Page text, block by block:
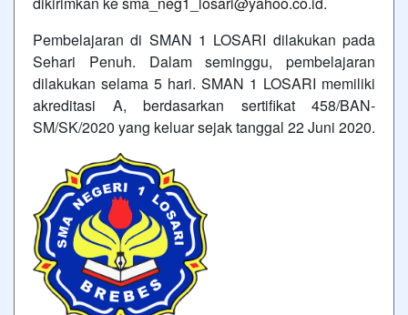
Pembelajaran di SMAN 1 LOSARI dilakukan pada
Sehari Penuh. Dalam seminggu, pembelajaran
dilakukan selama 5 hari. SMAN 1 LOSARI memiliki
akreditasi A, berdasarkan sertifikat 458/BAN-
SM/SK/2020 yang keluar sejak tanggal 22 Juni 2020.